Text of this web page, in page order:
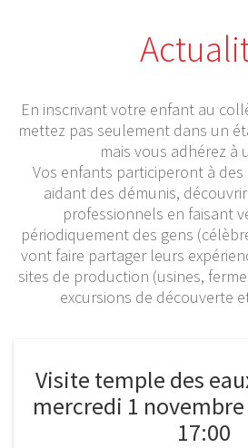
En inscrivant votre enfant au
mettez pas seulement dans un
mais vous adhérez à
Vos enfants participeront à
aidant des démunis,
professionnels en faisant
périodiquement des gens
vont faire partager leurs
sites de production (usines,
excursions de découverte
Visite temple des
mercredi 1 novembre
17:00